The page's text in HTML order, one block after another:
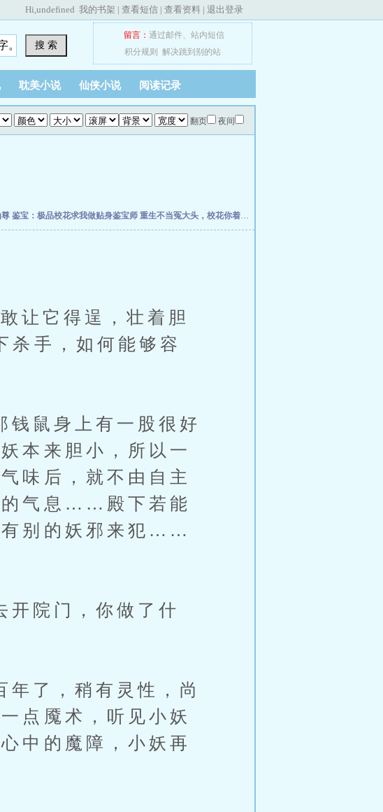
Hi,undefined 我的书架 | 查看短信 | 查看资料 | 退出登录
搜 索
留言： 通过邮件、 站内短信
积分规则
解决跳到别的站
耽美小说 仙侠小说 阅读记录
翻页 夜间
鉴宝：极品校花求我做贴身鉴宝师 重生不当冤大头，校花你着急啥？
它得逞，壮着胆
杀手，如何能够容
鼠身上有一股很好
本来胆小，所以一
味后，就不由自主
的气息……殿下若能
有别的妖邪来犯……
院门，你做了什
了，稍有灵性，尚
点魇术，听见小妖
中的魔障，小妖再